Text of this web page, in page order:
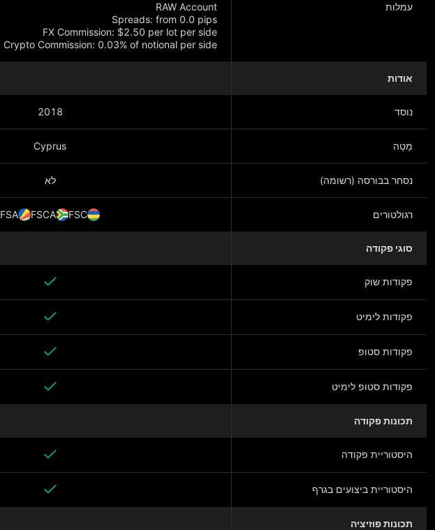
עמלות
Crypto Commission: 0.03% of notional per side
אודות
נוסד 2018
מַטֶה Cyprus
נסחר בבורסה (רשומה) לא
רגולטורים FSC
FSCA
FSA
סוגי פקודה
פקודות שוק
פקודות לימיט
פקודות סטופ
פקודות סטופ לימיט
תכונות פקודה
היסטוריית פקודה
היסטוריית ביצועים בגרף
תכונות פוזיציה